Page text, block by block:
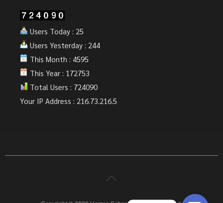
Users Today : 25
Users Yesterday : 244
This Month : 4595
This Year : 172753
Total Users : 724090
Your IP Address : 216.73.216.5